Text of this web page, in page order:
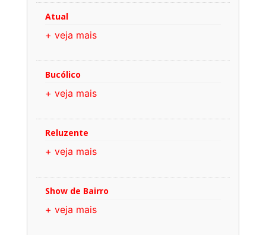
Atual
+ veja mais
Bucólico
+ veja mais
Reluzente
+ veja mais
Show de Bairro
+ veja mais